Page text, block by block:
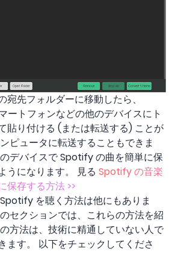
宛先フォルダーに移動したら、
ートフォンなどの他のデバイスにト
貼り付ける (または転送する) ことが
ピュータに転送することもできま
デバイスで Spotify の曲を簡単に保
うになります。 見る Spotify の音楽
保存する方法 >>
を聴く方法は他にもありま
セクションでは、これらの方法を紹
方法は、技術に精通していない人で
ます。 以下をチェックしてくださ